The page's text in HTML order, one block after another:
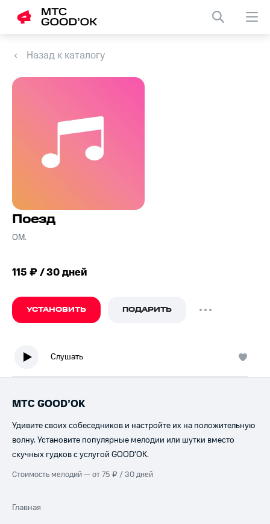
Назад к каталогу
Поезд
ОМ.
115 ₽ / 30 дней
УСТАНОВИТЬ ПОДАРИТЬ
Слушать
МТС GOOD’OK
Удивите своих собеседников и настройте их на положительную
волну. Установите популярные мелодии или шутки вместо
скучных гудков с услугой GOOD’OK.
Стоимость мелодий — от 75 ₽ / 30 дней
Главная